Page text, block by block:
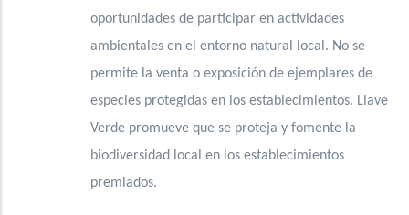
oportunidades de participar en actividades
ambientales en el entorno natural local. No se
permite la venta o exposición de ejemplares de
especies protegidas en los establecimientos. Llave
Verde promueve que se proteja y fomente la
biodiversidad local en los establecimientos
premiados.